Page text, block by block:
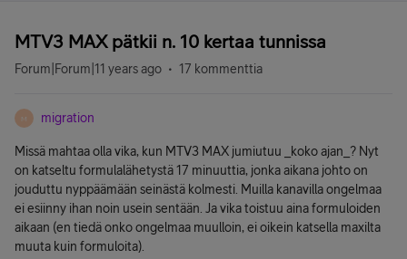
MTV3 MAX pätkii n. 10 kertaa tunnissa
Forum|Forum|11 years ago 17 kommenttia
M migration
Missä mahtaa olla vika, kun MTV3 MAX jumiutuu _koko ajan_? Nyt
on katseltu formulalähetystä 17 minuuttia, jonka aikana johto on
jouduttu nyppäämään seinästä kolmesti. Muilla kanavilla ongelmaa
ei esiinny ihan noin usein sentään. Ja vika toistuu aina formuloiden
aikaan (en tiedä onko ongelmaa muulloin, ei oikein katsella maxilta
muuta kuin formuloita).